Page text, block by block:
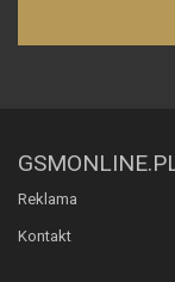
Reklama
Kontakt